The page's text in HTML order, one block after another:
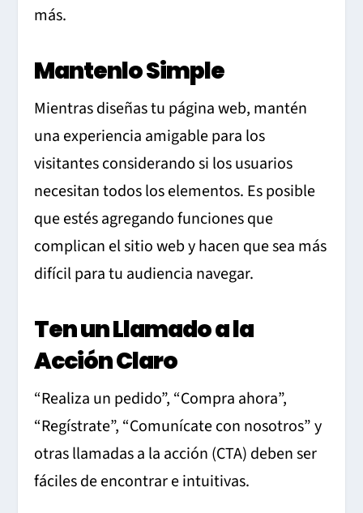
más.
Mantenlo Simple
Mientras diseñas tu página web, mantén
una experiencia amigable para los
visitantes considerando si los usuarios
necesitan todos los elementos. Es posible
que estés agregando funciones que
complican el sitio web y hacen que sea más
difícil para tu audiencia navegar.
Ten un Llamado a la
Acción Claro
“Realiza un pedido”, “Compra ahora”,
“Regístrate”, “Comunícate con nosotros” y
otras llamadas a la acción (CTA) deben ser
fáciles de encontrar e intuitivas.